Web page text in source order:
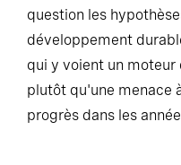
question les
développement
qui y voient un moteur
plutôt qu'une menace
progrès dans les